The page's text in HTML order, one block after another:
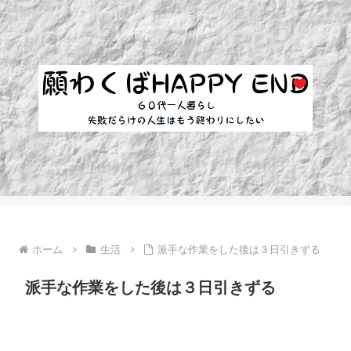
ホーム 生活 派手な作業をした後は３日引きずる
派手な作業をした後は３日引きずる